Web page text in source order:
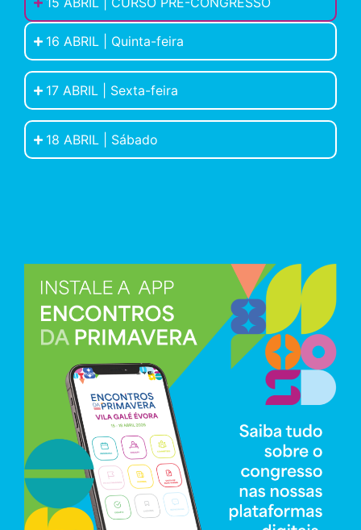
16 ABRIL | Quinta-feira
17 ABRIL | Sexta-feira
18 ABRIL | Sábado